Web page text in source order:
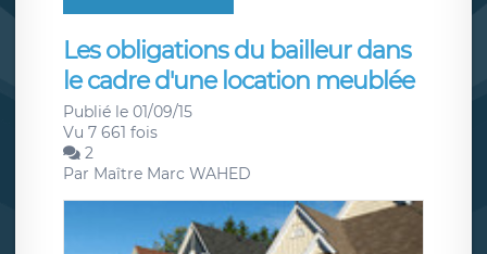
Les obligations du bailleur dans
le cadre d'une location meublée
Publié le 01/09/15
Vu 7 661 fois
2
Par Maître Marc WAHED